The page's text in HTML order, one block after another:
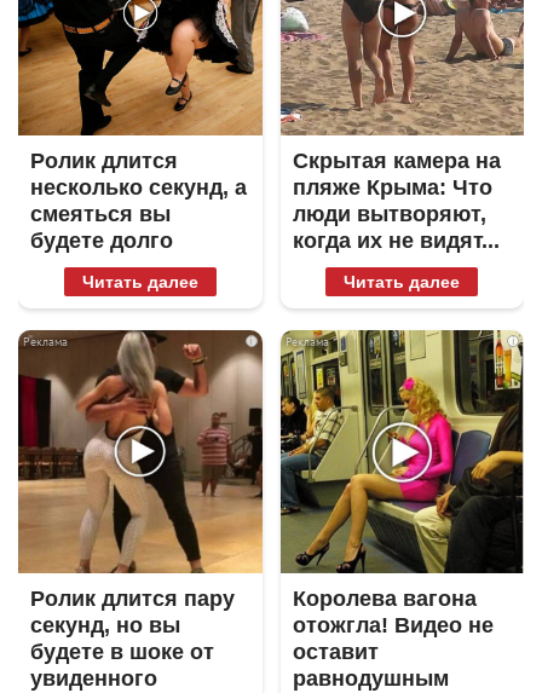
Ролик длится
несколько секунд, а
смеяться вы
будете долго
Читать далее
Скрытая камера на
пляже Крыма: Что
люди вытворяют,
когда их не видят...
Читать далее
i
Ролик длится пару
секунд, но вы
будете в шоке от
увиденного
i
Королева вагона
отожгла! Видео не
оставит
равнодушным